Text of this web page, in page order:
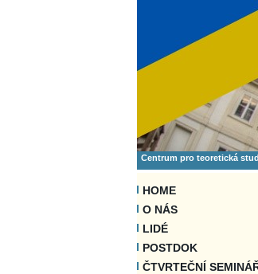
Centrum pro teoretická
HOME
O NÁS
LIDÉ
POSTDOK
ČTVRTEČNÍ